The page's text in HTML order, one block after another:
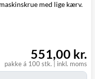
18/8
med lige kærv.
pakke á 100 stk. inkl. moms
551,00 kr.